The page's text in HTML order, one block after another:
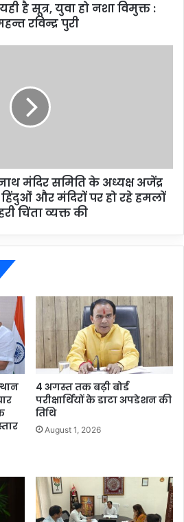
है सूत्र, युवा हो नशा विमुक्त :
रविन्द्र पुरी
मंदिर समिति के अध्यक्ष अजेंद्र
और मंदिरों पर हो रहे हमलों
चिंता व्यक्त की
4 अगस्त तक बढ़ी बोर्ड
परीक्षार्थियों के डाटा अपडेशन की
तिथि
August 1, 2026